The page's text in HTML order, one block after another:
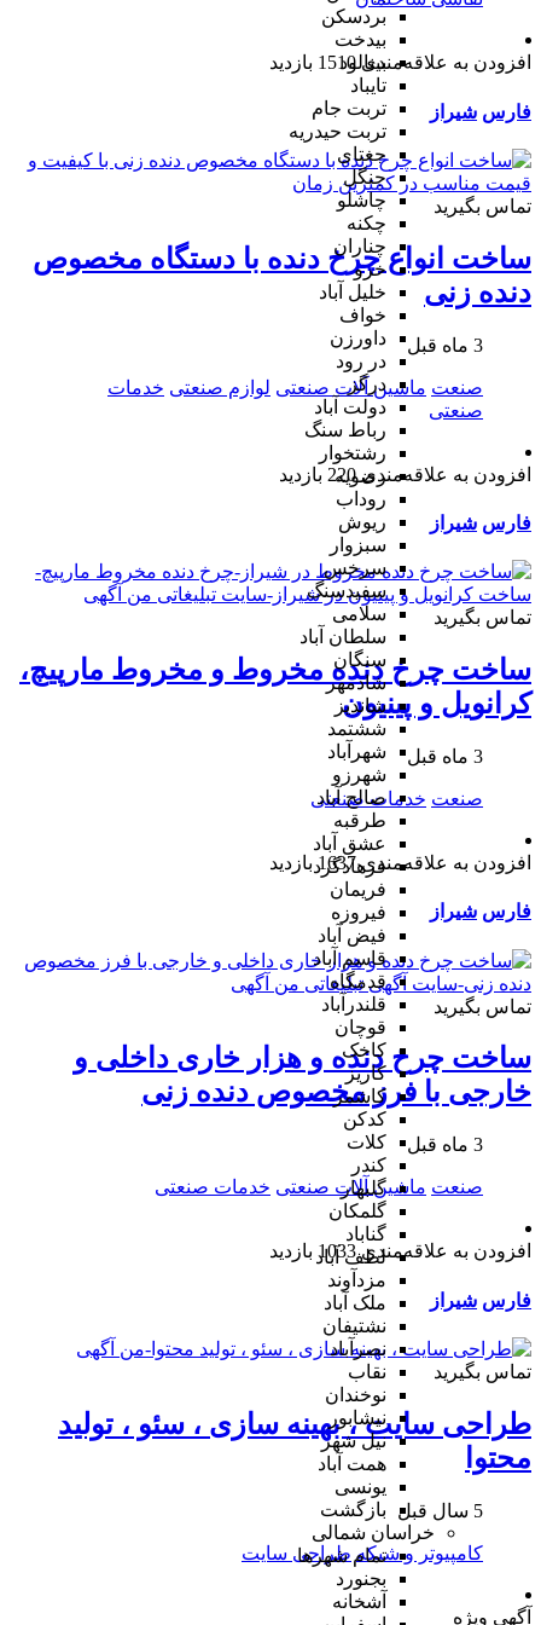
بردسکن
بیدخت
بینالود
تایباد
تربت جام
تربت حیدریه
جغتای
جنگل
چاشلو
چکنه
چناران
خرو
خلیل آباد
خواف
داورزن
در رود
درگز
دولت آباد
رباط سنگ
رشتخوار
رضویه
روداب
ریوش
سبزوار
سرخس
سفیدسنگ
سلامی
سلطان آباد
سنگان
شادمهر
شاندیز
ششتمد
شهرآباد
شهرزو
صالح آباد
طرقبه
عشق آباد
فرهادگرد
فریمان
فیروزه
فیض آباد
قاسم آباد
قدمگاه
قلندرآباد
قوچان
کاخک
کاریز
کاشمر
کدکن
کلات
کندر
گلبهار
گلمکان
گناباد
لطف آباد
مزدآوند
ملک آباد
نشتیفان
نصرآباد
نقاب
نوخندان
نیشابور
نیل شهر
همت آباد
یونسی
بازگشت
خراسان شمالی
تمام شهر‌ها
بجنورد
آشخانه
افزودن به علاقه‌مندی 1510 بازدید
فارس شیراز
تماس بگیرید
ساخت انواع چرخ دنده با دستگاه مخصوص
دنده زنی
3 ماه قبل
صنعت ماشین آلات صنعتی لوازم صنعتی خدمات
صنعتی
افزودن به علاقه‌مندی 220 بازدید
فارس شیراز
تماس بگیرید
ساخت چرخ دنده مخروط و مخروط مارپیچ،
کرانویل و پینیون
3 ماه قبل
صنعت خدمات صنعتی
افزودن به علاقه‌مندی 1637 بازدید
فارس شیراز
تماس بگیرید
ساخت چرخ دنده و هزار خاری داخلی و
خارجی با فرز مخصوص دنده زنی
3 ماه قبل
صنعت ماشین آلات صنعتی خدمات صنعتی
افزودن به علاقه‌مندی 1033 بازدید
فارس شیراز
تماس بگیرید
طراحی سایت ، بهینه سازی ، سئو ، تولید
محتوا
5 سال قبل
کامپیوتر و شبکه طراحی سایت
آگهی ویژه